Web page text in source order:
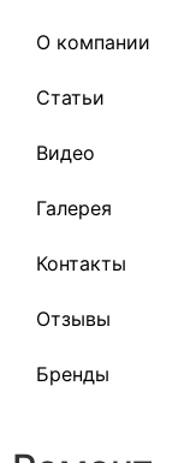
О компании
Статьи
Видео
Галерея
Контакты
Отзывы
Бренды